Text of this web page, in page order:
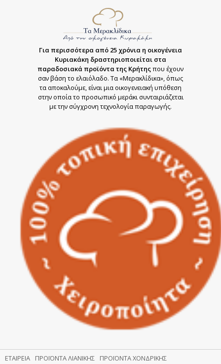
Για περισσότερα από 25 χρόνια η οικογένεια
Κυριακάκη δραστηριοποιείται στα
παραδοσιακά προϊόντα της Κρήτηςπου έχουν
σαν βάση το ελαιόλαδο. Τα «Μερακλίδικα», όπως
τα αποκαλούμε, είναι μια οικογενειακή υπόθεση
στην οποία το προσωπικό μεράκι συνταιριάζεται
με την σύγχρονη τεχνολογία παραγωγής.
ΕΤΑΙΡΕΊΑ ΠΡΟΪΌΝΤΑ ΛΙΑΝΙΚΉΣ ΠΡΟΪΌΝΤΑ ΧΟΝΔΡΙΚΉΣ